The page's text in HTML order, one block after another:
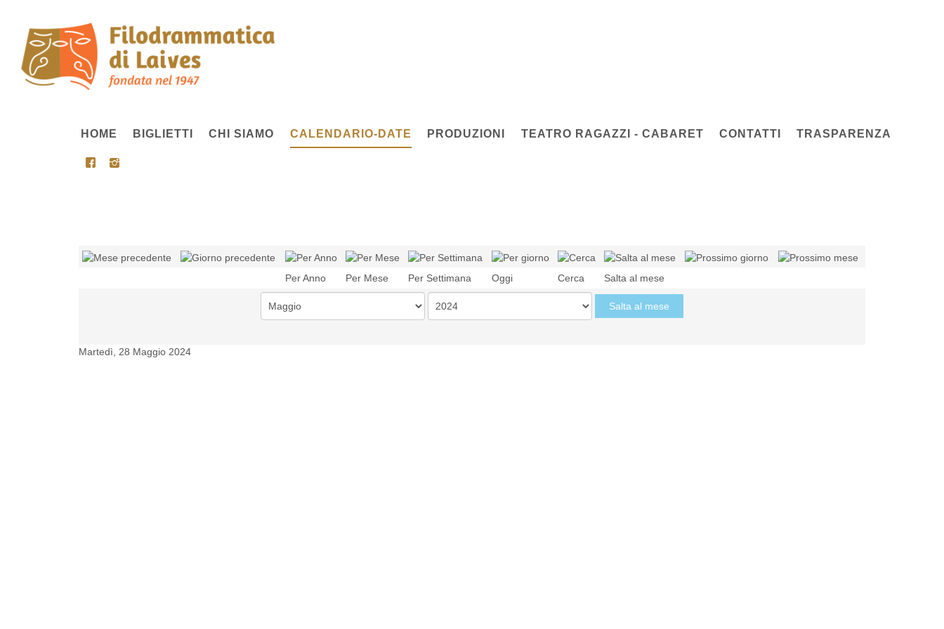
HOME BIGLIETTI CHI SIAMO CALENDARIO-DATE PRODUZIONI TEATRO RAGAZZI - CABARET CONTATTI TRASPARENZA
Per Anno Per Mese Per Settimana Oggi Cerca Salta al mese
Salta al mese
Martedì, 28 Maggio 2024